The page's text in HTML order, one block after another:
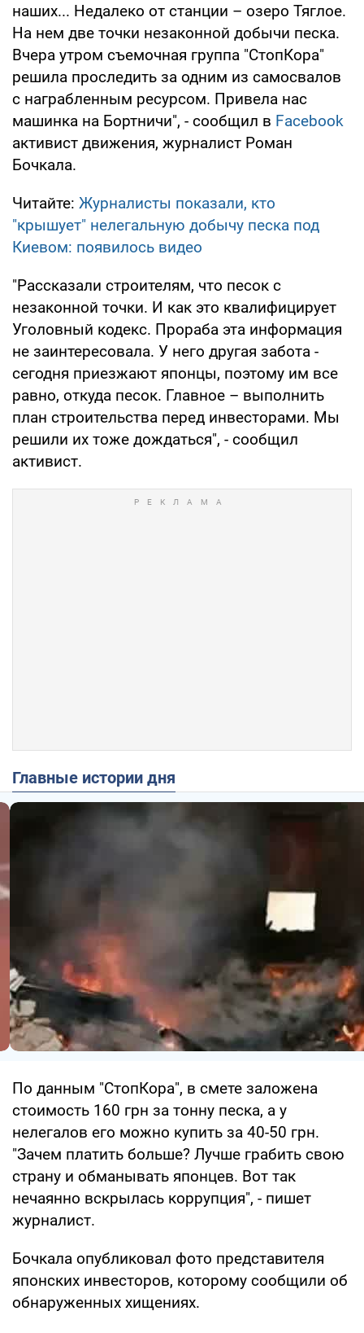
наших... Недалеко от станции – озеро Тяглое.
На нем две точки незаконной добычи песка.
Вчера утром съемочная группа "СтопКора"
решила проследить за одним из самосвалов
с награбленным ресурсом. Привела нас
машинка на Бортничи", - сообщил в Facebook
активист движения, журналист Роман
Бочкала.
Читайте: Журналисты показали, кто
"крышует" нелегальную добычу песка под
Киевом: появилось видео
"Рассказали строителям, что песок с
незаконной точки. И как это квалифицирует
Уголовный кодекс. Прораба эта информация
не заинтересовала. У него другая забота -
сегодня приезжают японцы, поэтому им все
равно, откуда песок. Главное – выполнить
план строительства перед инвесторами. Мы
решили их тоже дождаться", - сообщил
активист.
Главные истории дня
По данным "СтопКора", в смете заложена
стоимость 160 грн за тонну песка, а у
нелегалов его можно купить за 40-50 грн.
"Зачем платить больше? Лучше грабить свою
страну и обманывать японцев. Вот так
нечаянно вскрылась коррупция", - пишет
журналист.
Бочкала опубликовал фото представителя
японских инвесторов, которому сообщили об
обнаруженных хищениях.